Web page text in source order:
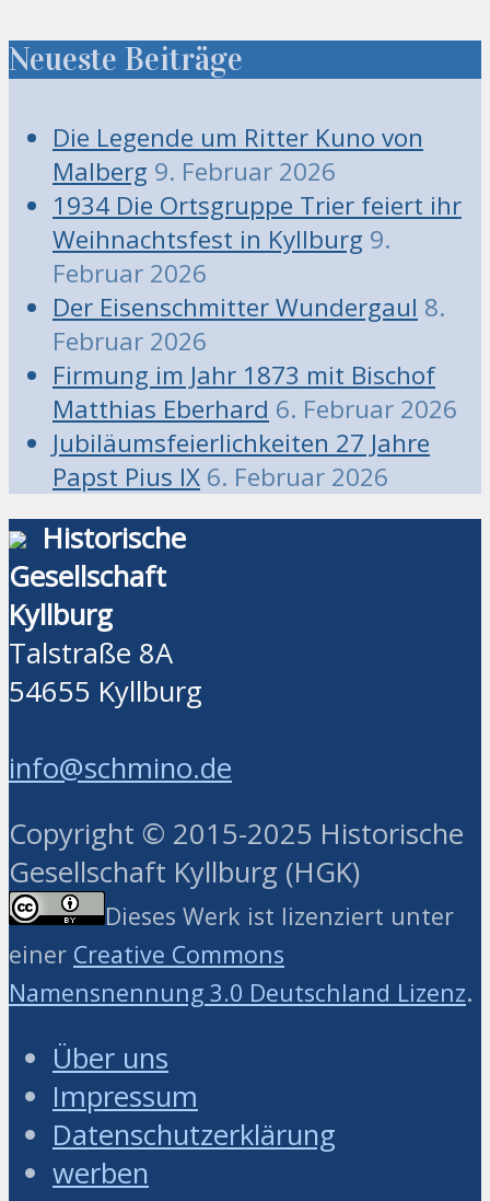
Neueste Beiträge
Die Legende um Ritter Kuno von
Malberg 9. Februar 2026
1934 Die Ortsgruppe Trier feiert ihr
Weihnachtsfest in Kyllburg 9.
Februar 2026
Der Eisenschmitter Wundergaul 8.
Februar 2026
Firmung im Jahr 1873 mit Bischof
Matthias Eberhard 6. Februar 2026
Jubiläumsfeierlichkeiten 27 Jahre
Papst Pius IX 6. Februar 2026
Historische
Gesellschaft
Kyllburg
Talstraße 8A
54655 Kyllburg
info@schmino.de
Copyright © 2015-2025 Historische
Gesellschaft Kyllburg (HGK)
Dieses Werk ist lizenziert unter
einer Creative Commons
Namensnennung 3.0 Deutschland Lizenz.
Über uns
Impressum
Datenschutzerklärung
werben